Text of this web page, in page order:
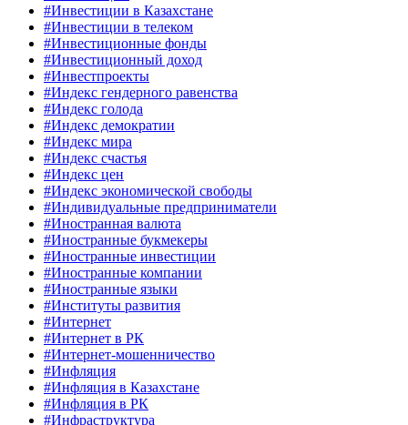
#Инвестиции в Казахстане
#Инвестиции в телеком
#Инвестиционные фонды
#Инвестиционный доход
#Инвестпроекты
#Индекс гендерного равенства
#Индекс голода
#Индекс демократии
#Индекс мира
#Индекс счастья
#Индекс цен
#Индекс экономической свободы
#Индивидуальные предприниматели
#Иностранная валюта
#Иностранные букмекеры
#Иностранные инвестиции
#Иностранные компании
#Иностранные языки
#Институты развития
#Интернет
#Интернет в РК
#Интернет-мошенничество
#Инфляция
#Инфляция в Казахстане
#Инфляция в РК
#Инфраструктура